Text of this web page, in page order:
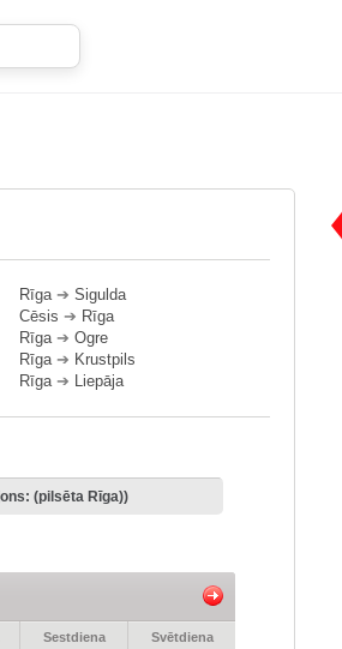
Rīga➔ Sigulda
Cēsis ➔ Rīga
Rīga➔ Ogre
Rīga➔ Krustpils
Rīga➔ Liepāja
Sestdiena Svētdiena